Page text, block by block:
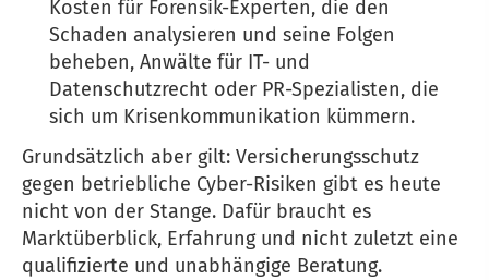
Kosten für Forensik-Experten, die den
Schaden analysieren und seine Folgen
beheben, Anwälte für IT- und
Datenschutzrecht oder PR-Spezialisten, die
sich um Krisenkommunikation kümmern.
Grundsätzlich aber gilt: Versicherungsschutz
gegen betriebliche Cyber-Risiken gibt es heute
nicht von der Stange. Dafür braucht es
Marktüberblick, Erfahrung und nicht zuletzt eine
qualifizierte und unabhängige Beratung.